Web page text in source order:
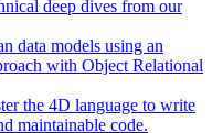
deep dives from our
data models using an
with Object Relational
the 4D language to write
maintainable code.